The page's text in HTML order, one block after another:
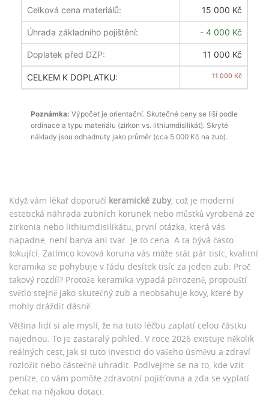
Celková cena materiálů: 15 000 Kč
Úhrada základního pojištění: - 4 000 Kč
Doplatek před DZP: 11 000 Kč
CELKEM K DOPLATKU: 11 000 Kč
Poznámka: Výpočet je orientační. Skutečné ceny se liší podle
ordinace a typu materiálu (zirkon vs. lithiumdisilikát). Skryté
náklady jsou odhadnuty jako průměr (cca 5 000 Kč na zub).
Když vám lékař doporučí keramické zuby, což je moderní
estetická náhrada zubních korunek nebo můstků vyrobená ze
zirkonia nebo lithiumdisilikátu, první otázka, která vás
napadne, není barva ani tvar. Je to cena. A ta bývá často
šokující. Zatímco kovová koruna vás může stát pár tisíc, kvalitní
keramika se pohybuje v řádu desítek tisíc za jeden zub. Proč
takový rozdíl? Protože keramika vypadá přirozeně, propouští
světlo stejně jako skutečný zub a neobsahuje kovy, které by
mohly dráždit dásně.
Většina lidí si ale myslí, že na tuto léčbu zaplatí celou částku
najednou. To je zastaralý pohled. V roce 2026 existuje několik
reálných cest, jak si tuto investici do vašeho úsměvu a zdraví
rozložit nebo částečně uhradit. Podívejme se na to, kde vzít
peníze, co vám pomůže zdravotní pojišťovna a zda se vyplatí
čekat na nějakou dotaci.